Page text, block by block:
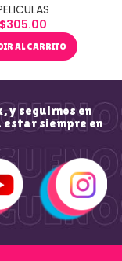
$305.00
AL CARRITO
y seguirnos en
siempre en